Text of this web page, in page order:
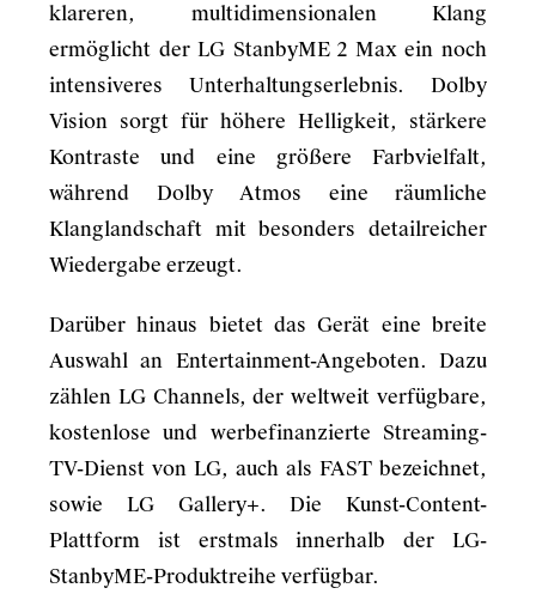
klareren, multidimensionalen Klang
ermöglicht der LG StanbyME 2 Max ein noch
intensiveres Unterhaltungserlebnis. Dolby
Vision sorgt für höhere Helligkeit, stärkere
Kontraste und eine größere Farbvielfalt,
während Dolby Atmos eine räumliche
Klanglandschaft mit besonders detailreicher
Wiedergabe erzeugt.
Darüber hinaus bietet das Gerät eine breite
Auswahl an Entertainment-Angeboten. Dazu
zählen LG Channels, der weltweit verfügbare,
kostenlose und werbefinanzierte Streaming-
TV-Dienst von LG, auch als FAST bezeichnet,
sowie LG Gallery+. Die Kunst-Content-
Plattform ist erstmals innerhalb der LG-
StanbyME-Produktreihe verfügbar.